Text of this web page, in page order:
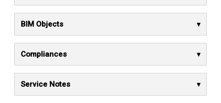
BIM Objects
Compliances
Service Notes